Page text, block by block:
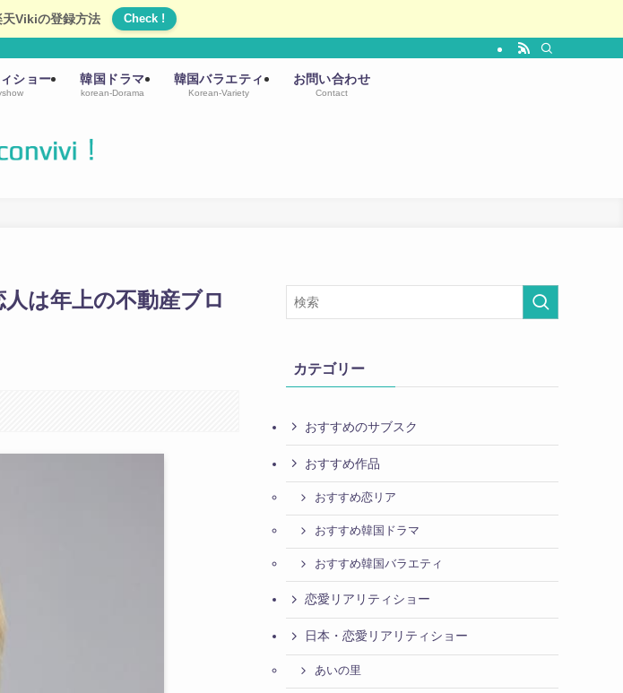
Vikiの登録方法 Check !
ショー 韓国ドラマ
korean-Dorama
韓国バラエティ
Korean-Variety
お問い合わせ
Contact
は年上の不動産ブロ
カテゴリー
おすすめのサブスク
おすすめ作品
おすすめ恋リア
おすすめ韓国ドラマ
おすすめ韓国バラエティ
恋愛リアリティショー
日本・恋愛リアリティショー
あいの里